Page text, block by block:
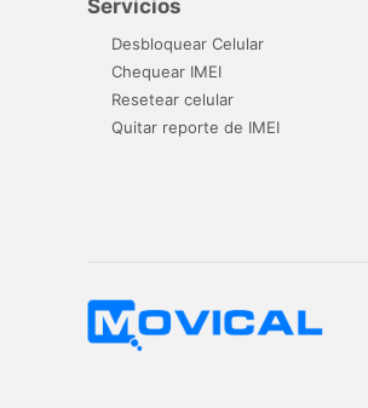
Servicios
Desbloquear Celular
Chequear IMEI
Resetear celular
Quitar reporte de IMEI